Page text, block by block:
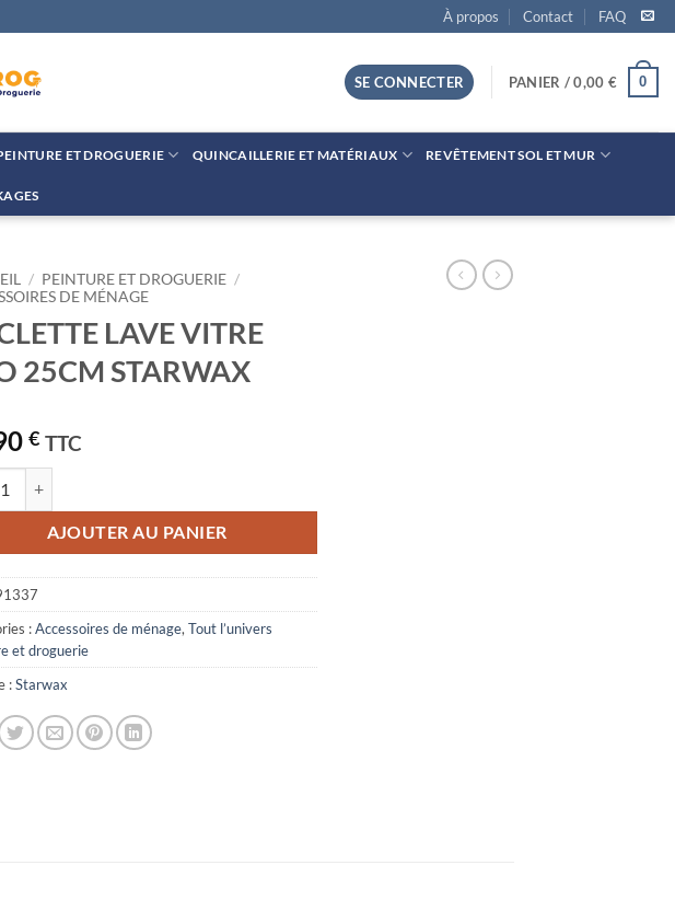
À propos Contact FAQ
SE CONNECTER PANIER /0,00 € 0
ET DROGUERIE QUINCAILLERIE ET MATÉRIAUX REVÊTEMENT SOL ET MUR
/ PEINTURE ET DROGUERIE /
DE MÉNAGE
LAVE VITRE
25CM STARWAX
€ TTC
AJOUTER AU PANIER
:Accessoires de ménage, Tout l’univers
et droguerie
:Starwax